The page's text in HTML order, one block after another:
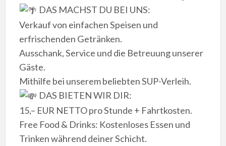
DAS MACHST DU BEI UNS:
​Verkauf von einfachen Speisen und
erfrischenden Getränken.
​Ausschank, Service und die Betreuung unserer
Gäste.
​Mithilfe bei unserem beliebten SUP-Verleih.
DAS BIETEN WIR DIR:
​15,– EUR NETTO pro Stunde + Fahrtkosten.
​Free Food & Drinks: Kostenloses Essen und
Trinken während deiner Schicht.